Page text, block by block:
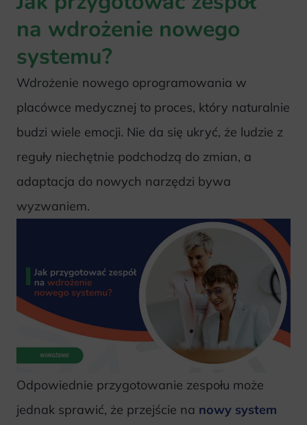
na wdrożenie nowego
systemu?
Wdrożenie nowego oprogramowania w
placówce medycznej to proces, który naturalnie
budzi wiele emocji. Nie da się ukryć, że ludzie z
reguły niechętnie podchodzą do zmian, a
adaptacja do nowych narzędzi bywa
wyzwaniem.
Odpowiednie przygotowanie zespołu może
jednak sprawić, że przejście na nowy system